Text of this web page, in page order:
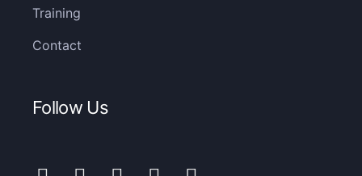
Training
Contact
Follow Us